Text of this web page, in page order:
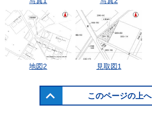
地図2 見取図1
このページの上へ